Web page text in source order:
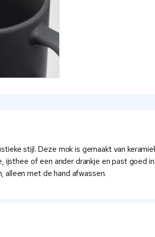
stijl. Deze mok is gemaakt van
of een ander drankje en past goed
alleen met de hand afwassen.